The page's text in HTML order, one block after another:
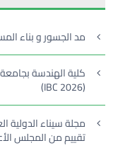
مد الجسور و بناء
كلية الهندسة
(IBC 2026)
تقييم من المجلس